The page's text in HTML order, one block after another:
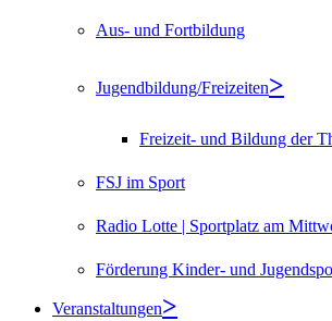
Aus- und Fortbildung
Jugendbildung/Freizeiten
Freizeit- und Bildung der
FSJ im Sport
Radio Lotte | Sportplatz am
Förderung Kinder- und
Veranstaltungen